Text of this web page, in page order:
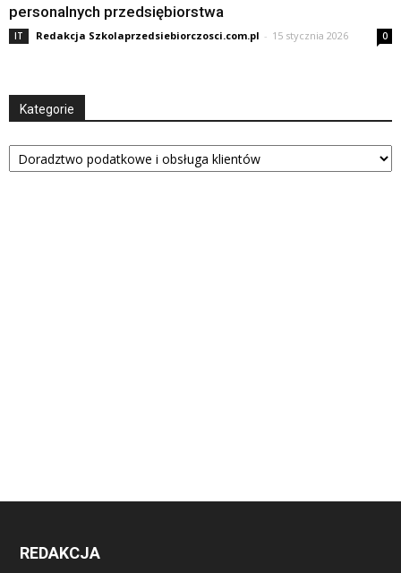
personalnych przedsiębiorstwa
IT Redakcja Szkolaprzedsiebiorczosci.com.pl - 15 stycznia 2026 0
Kategorie
Kategorie
REDAKCJA